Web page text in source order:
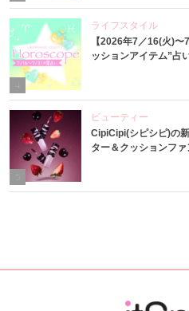
4
ライフスタイル
【2026年7／16(火)
ッションアイテム”占
ビューティー
CipiCipi(シピシピ)の
ター＆クッションフ